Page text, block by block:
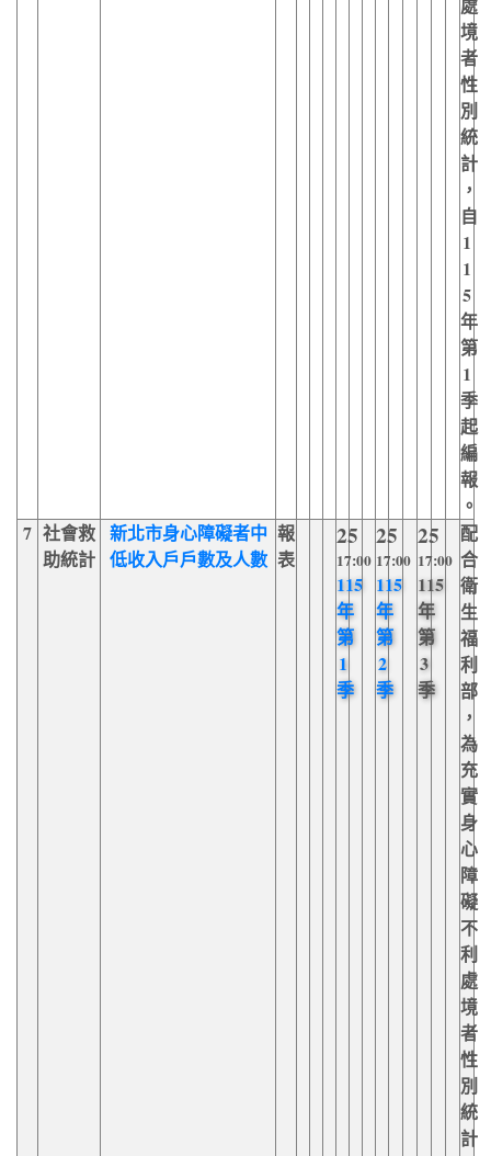
境
者
性
別
統
計
，
自
1
1
5
年
第
1
季
起
編
報
。
7 社會救
助統計
新北市身心障礙者中
低收入戶戶數及人數
報
表
25
17:00
115
年
第
1
季
25
17:00
115
年
第
2
季
25
17:00
115
年
第
3
季
配
合
衛
生
福
利
部
，
為
充
實
身
心
障
礙
不
利
處
境
者
性
別
統
計